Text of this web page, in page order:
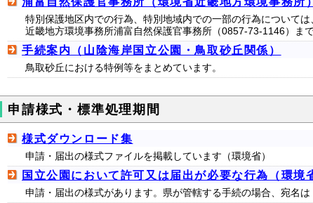
特別保護地区内での行為、特別地域内での一部の行為について
近畿地方環境事務所浦富自然保護官事務所（0857-73-1146）ま
手続案内（山陰海岸国立公園・鳥取砂丘関係）
鳥取砂丘における特例等をまとめています。
申請様式・標準処理期間
様式ダウンロード集
申請・届出の様式ファイルを掲載しています（環境省）
国立公園において許可又は届出が必要な行為（環境
申請・届出の様式があります。県が管轄する手続の場合、宛名は